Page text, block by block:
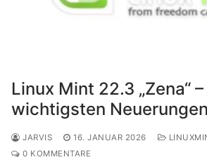
Linux Mint 22.3 „Zena“
wichtigsten Neuerungen
JARVIS 16. JANUAR 2026
0 KOMMENTARE